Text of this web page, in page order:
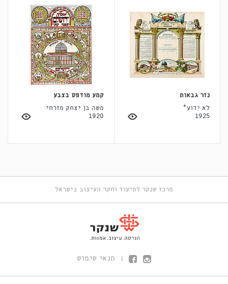
נזר גבאות
לא ידוע*
1925
קמע מודפס בצבע
משה בן יצחק מזרחי
1920
מרכז שנקר לתיעוד וחקר העיצוב בישראל
תנאי שימוש